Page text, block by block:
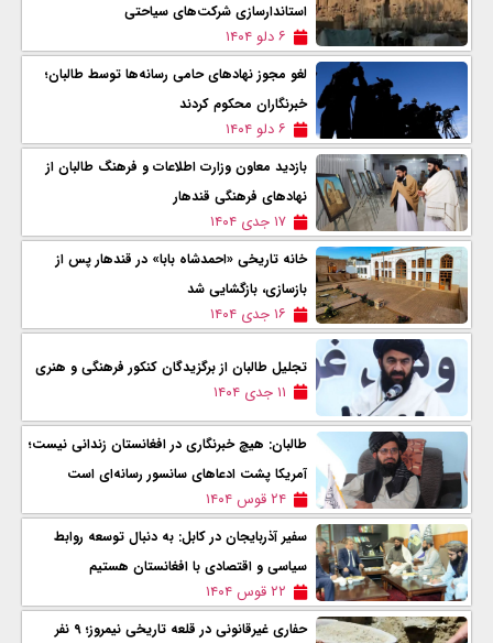
استاندارسازی شرکت‌های سیاحتی
۶ دلو ۱۴۰۴
لغو مجوز نهادهای حامی رسانه‌ها توسط طالبان؛
خبرنگاران محکوم کردند
۶ دلو ۱۴۰۴
بازدید معاون وزارت اطلاعات و فرهنگ طالبان از
نهادهای فرهنگی قندهار
۱۷ جدی ۱۴۰۴
خانه تاریخی «احمدشاه بابا» در قندهار پس از
بازسازی، بازگشایی شد
۱۶ جدی ۱۴۰۴
تجلیل طالبان از برگزیدگان کنکور فرهنگی و هنری
۱۱ جدی ۱۴۰۴
طالبان: هیچ خبرنگاری در افغانستان زندانی نیست؛
آمریکا پشت ادعاهای سانسور رسانه‌ای است
۲۴ قوس ۱۴۰۴
سفیر آذربایجان در کابل: به دنبال توسعه روابط
سیاسی و اقتصادی با افغانستان هستیم
۲۲ قوس ۱۴۰۴
حفاری غیرقانونی در قلعه تاریخی نیمروز؛ ۹ نفر